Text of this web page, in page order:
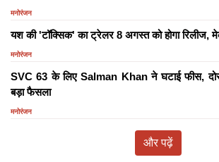
मनोरंजन
यश की 'टॉक्सिक' का ट्रेलर 8 अगस्त को होगा रिलीज,
मनोरंजन
SVC 63 के लिए Salman Khan ने घटाई फीस,
बड़ा फैसला
मनोरंजन
और पढ़ें